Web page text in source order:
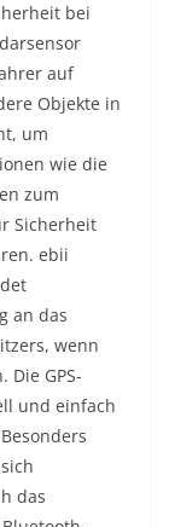
bei
auf
Objekte in
um
wie die
zum
Sicherheit
ebii
an das
wenn
Die GPS-
und einfach
das